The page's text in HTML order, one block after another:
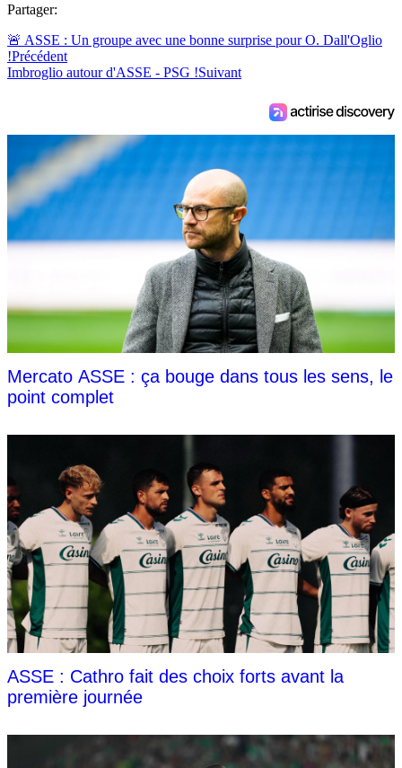
Partager:
🚨 ASSE : Un groupe avec une bonne surprise pour O. Dall'Oglio
!Précédent
Imbroglio autour d'ASSE - PSG !Suivant
Mercato ASSE : ça bouge dans tous les sens, le
point complet
ASSE : Cathro fait des choix forts avant la
première journée